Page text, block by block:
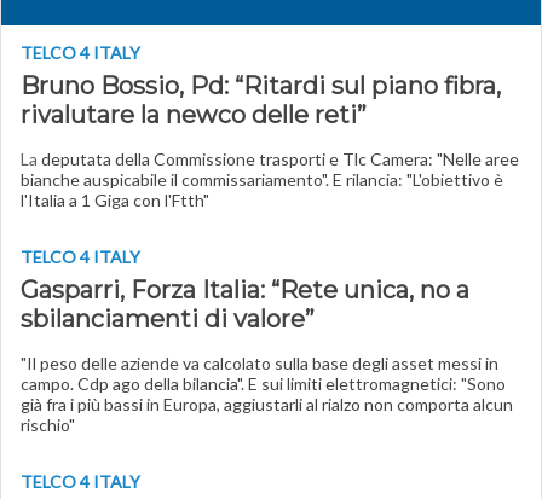
TELCO 4 ITALY
Bruno Bossio, Pd: “Ritardi sul piano fibra,
rivalutare la newco delle reti”
La deputata della Commissione trasporti e Tlc Camera: "Nelle aree
bianche auspicabile il commissariamento". E rilancia: "L'obiettivo è
l'Italia a 1 Giga con l'Ftth"
TELCO 4 ITALY
Gasparri, Forza Italia: “Rete unica, no a
sbilanciamenti di valore”
"Il peso delle aziende va calcolato sulla base degli asset messi in
campo. Cdp ago della bilancia". E sui limiti elettromagnetici: "Sono
già fra i più bassi in Europa, aggiustarli al rialzo non comporta alcun
rischio"
TELCO 4 ITALY